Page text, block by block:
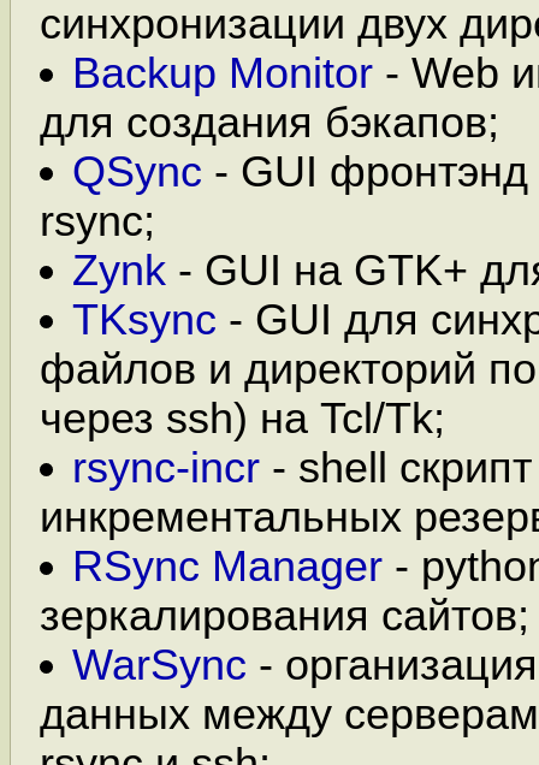
синхронизации двух
Backup Monitor- Web
для создания бэкапов;
QSync - GUI фронтэнд
rsync;
Zynk- GUI на GTK+
TKsync - GUI для
файлов и директорий
через ssh) на Tcl/Tk;
rsync-incr- shell
инкрементальных
RSync Manager-
зеркалирования сайтов;
WarSync -
данных между